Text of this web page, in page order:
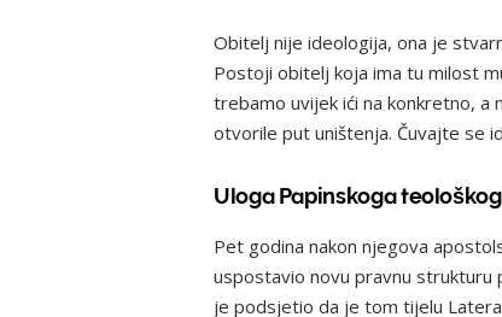
Obitelj nije ideologija, ona je
Postoji obitelj koja ima tu milost
trebamo uvijek ići na konkretno, a
otvorile put uništenja. Čuvajte se
Uloga Papinskoga
Pet godina nakon njegova
uspostavio novu pravnu strukturu
je podsjetio da je tom tijelu